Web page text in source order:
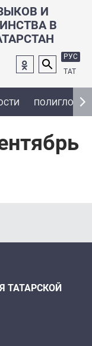
И
В
РУС
ТАТ
ПОЛИГЛОТ
ТАТАРСКОЙ